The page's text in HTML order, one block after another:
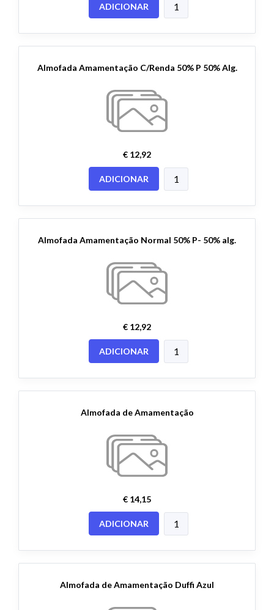
ADICIONAR
Almofada Amamentação C/Renda 50% P 50% Alg.
€ 12,92
ADICIONAR
Almofada Amamentação Normal 50% P- 50% alg.
€ 12,92
ADICIONAR
Almofada de Amamentação
€ 14,15
ADICIONAR
Almofada de Amamentação Duffi Azul